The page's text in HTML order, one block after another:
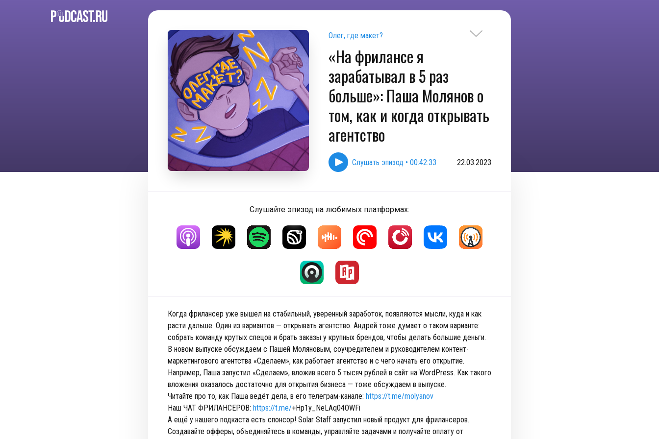
Олег, где макет?
«На фрилансе я
зарабатывал в 5 раз
больше»: Паша Молянов о
том, как и когда открывать
агентство
Слушать эпизод • 00:42:33 22.03.2023
Слушайте эпизод на любимых платформах:
Когда фрилансер уже вышел на стабильный, уверенный заработок, появляются мысли, куда и как
расти дальше. Один из вариантов — открывать агентство. Андрей тоже думает о таком варианте:
собрать команду крутых спецов и брать заказы у крупных брендов, чтобы делать большие деньги.
В новом выпуске обсуждаем с Пашей Моляновым, соучредителем и руководителем контент-
маркетингового агентства «Сделаем», как работает агентство и с чего начать его открытие.
Например, Паша запустил «Сделаем», вложив всего 5 тысяч рублей в сайт на WordPress. Как такого
вложения оказалось достаточно для открытия бизнеса — тоже обсуждаем в выпуске.
Читайте про то, как Паша ведёт дела, в его телеграм-канале: https://t.me/molyanov
Наш ЧАТ ФРИЛАНСЕРОВ: https://t.me/+Hp1y_NeLAq04OWFi
А ещё у нашего подкаста есть спонсор! Solar Staff запустил новый продукт для фрилансеров.
Создавайте офферы, объединяйтесь в команды, управляйте задачами и получайте оплату от